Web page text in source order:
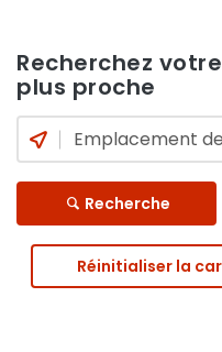
Recherchez
plus proche
Recherche
Réinitialiser la